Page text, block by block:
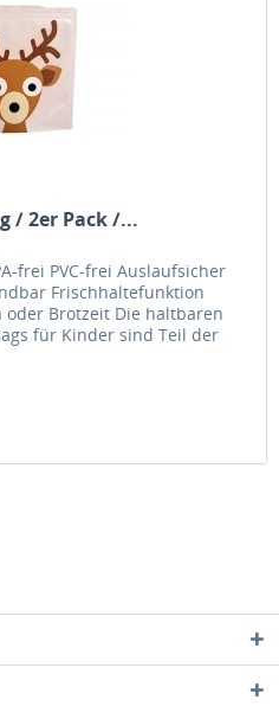
/ 2er Pack /...
frei PVC-frei Auslaufsicher
Frischhaltefunktion
oder Brotzeit Die haltbaren
für Kinder sind Teil der